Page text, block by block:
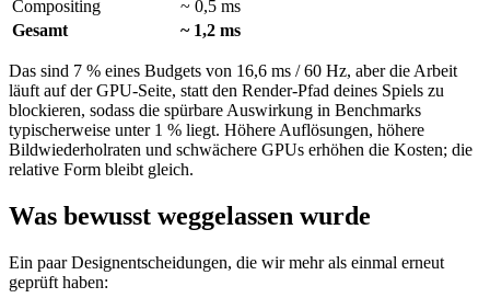
Compositing
~ 0,5 ms
Gesamt
~ 1,2 ms
Das sind 7 % eines Budgets von 16,6 ms / 60 Hz, aber die Arbeit
läuft auf der GPU-Seite, statt den Render-Pfad deines Spiels zu
blockieren, sodass die spürbare Auswirkung in Benchmarks
typischerweise unter 1 % liegt. Höhere Auflösungen, höhere
Bildwiederholraten und schwächere GPUs erhöhen die Kosten; die
relative Form bleibt gleich.
Was bewusst weggelassen wurde
Ein paar Designentscheidungen, die wir mehr als einmal erneut
geprüft haben: